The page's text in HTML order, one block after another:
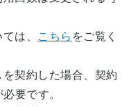
は、
こちら をご覧く
契約した場合、契約
要です。